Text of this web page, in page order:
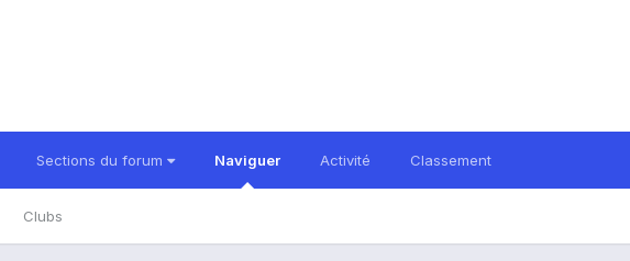
Sections du forum Naviguer
Clubs
Activité Classement